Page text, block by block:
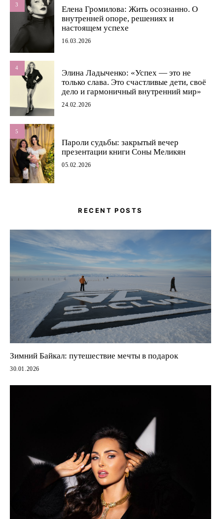
3
Елена Громилова: Жить осознанно. О
внутренней опоре, решениях и
настоящем успехе
16.03.2026
4
Элина Ладыченко: «Успех — это не
только слава. Это счастливые дети, своё
дело и гармоничный внутренний мир»
24.02.2026
5
Пароли судьбы: закрытый вечер
презентации книги Соны Меликян
05.02.2026
RECENT POSTS
Зимний Байкал: путешествие мечты в подарок
30.01.2026